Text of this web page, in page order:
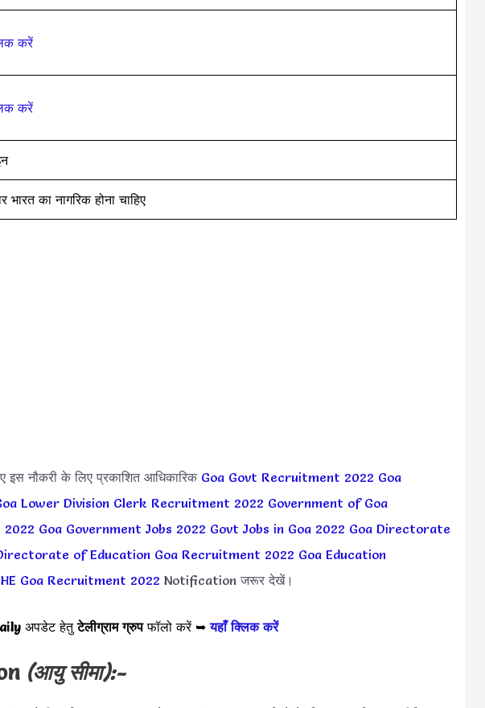
करें
करें
भारत का नागरिक होना चाहिए
नौकरी के लिए प्रकाशित आधिकारिक Goa Govt Recruitment 2022 Goa
Lower Division Clerk Recruitment 2022 Government of Goa
2022 Goa Government Jobs 2022 Govt Jobs in Goa 2022 Goa Directorate
of Education Goa Recruitment 2022 Goa Education
Goa Recruitment 2022 Notification जरूर देखें।
अपडेट हेतुटेलीग्राम ग्रुपफॉलो करें ➥यहाँ क्लिक करें
(आयु सीमा):-